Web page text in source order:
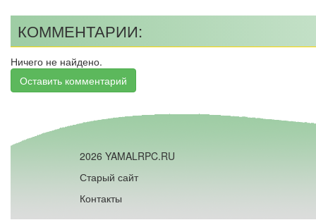
КОММЕНТАРИИ:
Ничего не найдено.
Оставить комментарий
2026 YAMALRPC.RU
Старый сайт
Контакты